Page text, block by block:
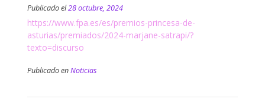
Publicado el28 octubre, 2024
https://www.fpa.es/es/premios-princesa-de-
asturias/premiados/2024-marjane-satrapi/?
texto=discurso
Publicado enNoticias